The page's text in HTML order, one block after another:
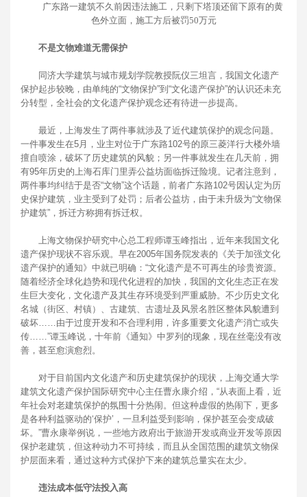
广东路一建筑不久前因违法施工，只剩下塔顶还留下原有的黄
色外立面，施工方后被罚50万元
不是文物难道无需保护
同济大学建筑与城市规划学院教授阮仪三坦言，我国文化遗产
保护起步较晚，由单纯的“文物保护”到“文化遗产保护”的认识还未充
分转型，全社会的文化遗产保护观念还有待进一步提高。
最近，上海发生了两件事就涉及了近代建筑保护的观念问题。
一件事发生在5月，业主对位于广东路102号的原三菱洋行大楼外墙
擅自喷涂，破坏了历史建筑的风貌；另一件事就发生在几天前，拥
有95年历史的上海石库门里弄公益坊面临拆迁险境。记者注意到，
两件事均纠结于是否“文物”这个话题，前者广东路102号因认定为历
史保护建筑，业主受到了处罚；后者公益坊，由于未升级为“文物保
护建筑”，拆迁方称拥有拆迁权。
上海文物保护研究中心总工程师谭玉峰指出，近年来我国文化
遗产保护现状不容乐观。早在2005年国务院发表的《关于加强文化
遗产保护的通知》中就已明确：“文化遗产是不可再生的珍贵资源。
随着经济全球化趋势和现代化进程的加快，我国的文化生态正在发
生巨大变化，文化遗产及其生存环境受到严重威胁。不少历史文化
名城（街区、村镇）、古建筑、古遗址及风景名胜区整体风貌遭到
破坏……由于过度开发和不合理利用，许多重要文化遗产消亡或失
传……”谭玉峰说，十年前《通知》中罗列的现象，现在丝毫没有改
善，甚至愈演愈烈。
对于目前国内文化遗产和历史建筑保护的现状，上海交通大学
建筑文化遗产保护国际研究中心主任曹永康介绍，“从表面上看，近
年社会对老建筑保护的氛围十分热闹。但这种虚假的热闹下，更多
是各种利益驱动的‘保护’，一旦利益受到影响，保护甚至会变成破
坏。”曹永康举例说，一些地方政府出于旅游开发或商业开发等原因
保护老建筑，但这种动力不可持续，而且从全国范围的建筑文物保
护层面来看，通过这种方式保护下来的建筑总量实在太少。
违法成本低守法投入高